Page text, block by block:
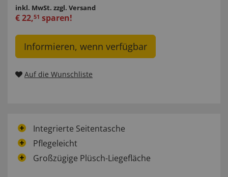
inkl. MwSt. zzgl. Versand
€22,51 sparen!
Informieren, wenn verfügbar
Auf die Wunschliste
Integrierte Seitentasche
Pflegeleicht
Großzügige Plüsch-Liegefläche